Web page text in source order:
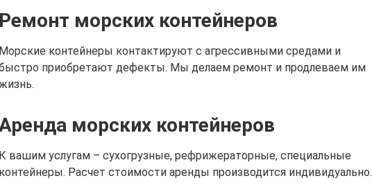
Ремонт морских контейнеров
Морские контейнеры контактируют с агрессивными средами и
приобретают дефекты. Мы делаем ремонт и продлеваем им
морских контейнеров
К вашим услугам – сухогрузные, рефрижераторные, специальные
контейнеры. Расчет стоимости аренды производится индивидуально.